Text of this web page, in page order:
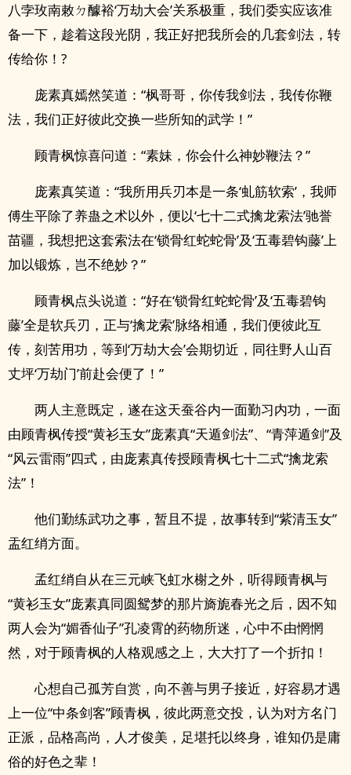
八孛玫南敕ㄉ醵裕‘万劫大会’关系极重，我们委实应该准
备一下，趁着这段光阴，我正好把我所会的几套剑法，转
传给你！?
庞素真嫣然笑道：“枫哥哥，你传我剑法，我传你鞭
法，我们正好彼此交换一些所知的武学！”
顾青枫惊喜问道：“素妹，你会什么神妙鞭法？”
庞素真笑道：“我所用兵刃本是一条‘虬筋软索’，我师
傅生平除了养蛊之术以外，便以‘七十二式擒龙索法’驰誉
苗疆，我想把这套索法在‘锁骨红蛇蛇骨’及‘五毒碧钩藤’上
加以锻炼，岂不绝妙？”
顾青枫点头说道：“好在‘锁骨红蛇蛇骨’及‘五毒碧钩
藤’全是软兵刃，正与‘擒龙索’脉络相通，我们便彼此互
传，刻苦用功，等到‘万劫大会’会期切近，同往野人山百
丈坪‘万劫门’前赴会便了！”
两人主意既定，遂在这天蚕谷内一面勤习内功，一面
由顾青枫传授“黄衫玉女”庞素真“天遁剑法”、“青萍遁剑”及
“风云雷雨”四式，由庞素真传授顾青枫七十二式“擒龙索
法”！
他们勤练武功之事，暂且不提，故事转到“紫清玉女”
盂红绡方面。
孟红绡自从在三元峡飞虹水榭之外，听得顾青枫与
“黄衫玉女”庞素真同圆鸳梦的那片旖旎春光之后，因不知
两人会为“媚香仙子”孔凌霄的药物所迷，心中不由惘惘
然，对于顾青枫的人格观感之上，大大打了一个折扣！
心想自己孤芳自赏，向不善与男子接近，好容易才遇
上一位“中条剑客”顾青枫，彼此两意交投，认为对方名门
正派，品格高尚，人才俊美，足堪托以终身，谁知仍是庸
俗的好色之辈！